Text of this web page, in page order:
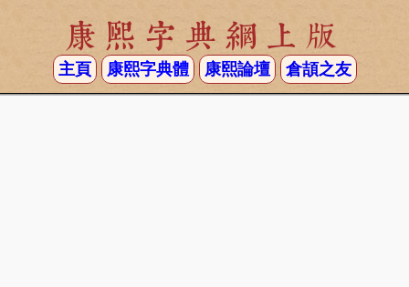
康熙字典網上版
主頁 康熙字典體 康熙論壇 倉頡之友